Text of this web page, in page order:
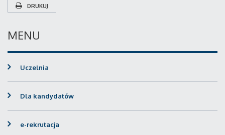
DRUKUJ
MENU
Uczelnia
Dla kandydatów
e-rekrutacja